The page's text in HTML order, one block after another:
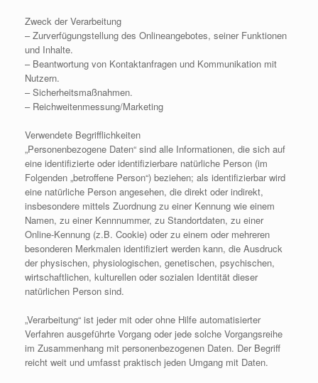
Zweck der Verarbeitung
– Zurverfügungstellung des Onlineangebotes, seiner Funktionen
und Inhalte.
– Beantwortung von Kontaktanfragen und Kommunikation mit
Nutzern.
– Sicherheitsmaßnahmen.
– Reichweitenmessung/Marketing
Verwendete Begrifflichkeiten
„Personenbezogene Daten“ sind alle Informationen, die sich auf
eine identifizierte oder identifizierbare natürliche Person (im
Folgenden „betroffene Person“) beziehen; als identifizierbar wird
eine natürliche Person angesehen, die direkt oder indirekt,
insbesondere mittels Zuordnung zu einer Kennung wie einem
Namen, zu einer Kennnummer, zu Standortdaten, zu einer
Online-Kennung (z.B. Cookie) oder zu einem oder mehreren
besonderen Merkmalen identifiziert werden kann, die Ausdruck
der physischen, physiologischen, genetischen, psychischen,
wirtschaftlichen, kulturellen oder sozialen Identität dieser
natürlichen Person sind.
„Verarbeitung“ ist jeder mit oder ohne Hilfe automatisierter
Verfahren ausgeführte Vorgang oder jede solche Vorgangsreihe
im Zusammenhang mit personenbezogenen Daten. Der Begriff
reicht weit und umfasst praktisch jeden Umgang mit Daten.